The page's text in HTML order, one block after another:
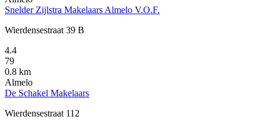
Snelder Zijlstra Makelaars Almelo V.O.F.
Wierdensestraat 39 B
4.4
79
0.8 km
Almelo
De Schakel Makelaars
Wierdensestraat 112